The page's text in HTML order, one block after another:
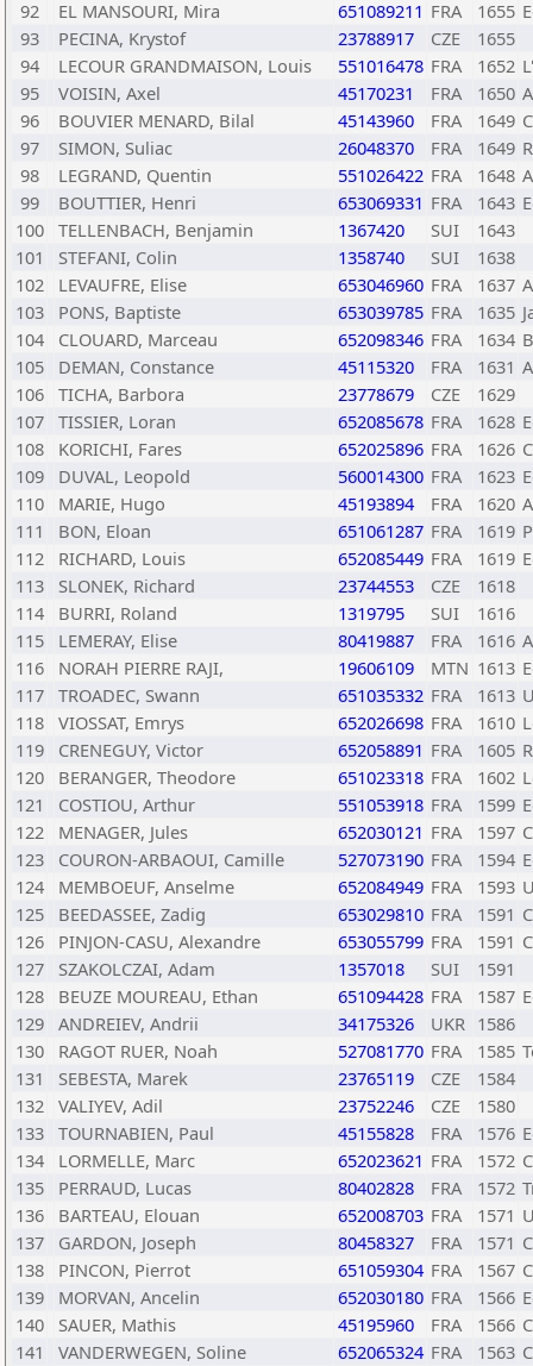
92 EL MANSOURI, Mira 651089211 FRA 1655
93
PECINA, Krystof 23788917 CZE
1655
94
LECOUR GRANDMAISON, Louis 551016478 FRA 1652
95
VOISIN, Axel 45170231 FRA 1650
96
BOUVIER MENARD, Bilal 45143960 FRA 1649
97
SIMON, Suliac 26048370 FRA 1649
98
LEGRAND, Quentin 551026422 FRA 1648
99
BOUTTIER, Henri 653069331 FRA 1643
100 TELLENBACH, Benjamin 1367420 SUI
1643
101
STEFANI, Colin 1358740 SUI
1638
102
LEVAUFRE, Elise 653046960 FRA 1637
103
PONS, Baptiste 653039785 FRA 1635
104
CLOUARD, Marceau 652098346 FRA 1634
105
DEMAN, Constance 45115320 FRA 1631
106 TICHA, Barbora 23778679 CZE
1629
107 TISSIER, Loran 652085678 FRA 1628
108
KORICHI, Fares 652025896 FRA 1626
109
DUVAL, Leopold 560014300 FRA 1623
110
MARIE, Hugo 45193894 FRA 1620
111
BON, Eloan 651061287 FRA 1619
112
RICHARD, Louis 652085449 FRA 1619
113
SLONEK, Richard 23744553 CZE
1618
114
BURRI, Roland 1319795 SUI
1616
115
LEMERAY, Elise 80419887 FRA 1616
116
NORAH PIERRE RAJI, 19606109 MTN 1613
117 TROADEC, Swann 651035332 FRA 1613
118 VIOSSAT, Emrys 652026698 FRA 1610
119
CRENEGUY, Victor 652058891 FRA 1605
120
BERANGER, Theodore 651023318 FRA 1602
121
COSTIOU, Arthur 551053918 FRA 1599
122
MENAGER, Jules 652030121 FRA 1597
123
COURON-ARBAOUI, Camille 527073190 FRA 1594
124
MEMBOEUF, Anselme 652084949 FRA 1593
125
BEEDASSEE, Zadig 653029810 FRA 1591
126
PINJON-CASU, Alexandre 653055799 FRA 1591
127
SZAKOLCZAI, Adam 1357018 SUI
1591
128
BEUZE MOUREAU, Ethan 651094428 FRA 1587
129 ANDREIEV, Andrii 34175326 UKR 1586
130
RAGOT RUER, Noah 527081770 FRA 1585
131
SEBESTA, Marek 23765119 CZE
1584
132 VALIYEV, Adil 23752246 CZE
1580
133 TOURNABIEN, Paul 45155828 FRA 1576
134
LORMELLE, Marc 652023621 FRA 1572
135
PERRAUD, Lucas 80402828 FRA 1572
136
BARTEAU, Elouan 652008703 FRA 1571
137
GARDON, Joseph 80458327 FRA 1571
138
PINCON, Pierrot 651059304 FRA 1567
139
MORVAN, Ancelin 652030180 FRA 1566
140
SAUER, Mathis 45195960 FRA 1566
141
VANDERWEGEN, Soline 652065324 FRA 1563